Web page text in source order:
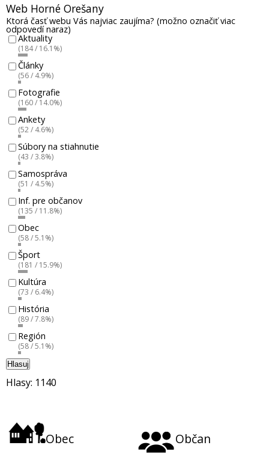
Web Horné Orešany
Ktorá časť webu Vás najviac zaujíma? (možno označiť viac
odpovedí naraz)
Aktuality
(184 / 16.1%)
Články
(56 / 4.9%)
Fotografie
(160 / 14.0%)
Ankety
(52 / 4.6%)
Súbory na stiahnutie
(43 / 3.8%)
Samospráva
(51 / 4.5%)
Inf. pre občanov
(135 / 11.8%)
Obec
(58 / 5.1%)
Šport
(181 / 15.9%)
Kultúra
(73 / 6.4%)
História
(89 / 7.8%)
Región
(58 / 5.1%)
Hlasuj
Hlasy: 1140
Obec Občan